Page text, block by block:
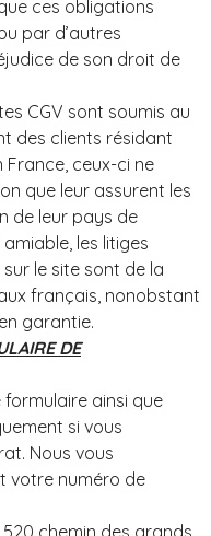
ces obligations
par d’autres
de son droit de
CGV sont soumis au
des clients résidant
France, ceux-ci ne
que leur assurent les
de leur pays de
les litiges
le site sont de la
français, nonobstant
garantie.
DE
ainsi que
si vous
Nous vous
votre numéro de
520 chemin des grands